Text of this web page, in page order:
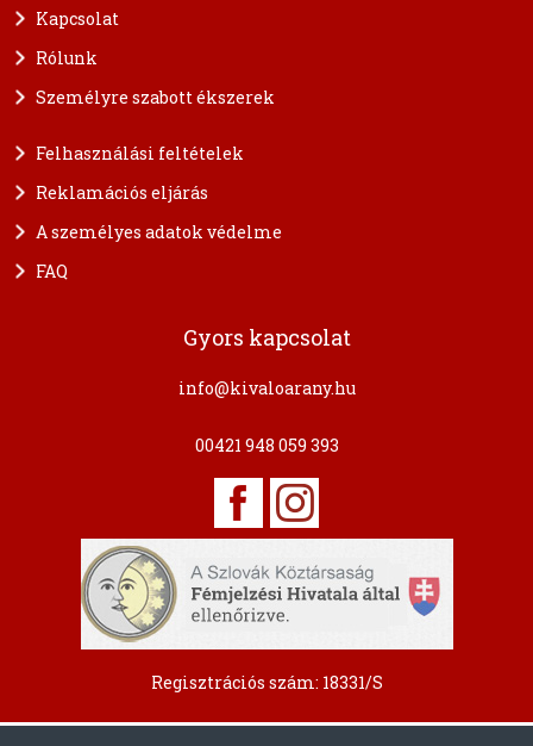
Kapcsolat
Rólunk
Személyre szabott ékszerek
Felhasználási feltételek
Reklamációs eljárás
A személyes adatok védelme
FAQ
Gyors kapcsolat
info@kivaloarany.hu
00421 948 059 393
Regisztrációs szám: 18331/S